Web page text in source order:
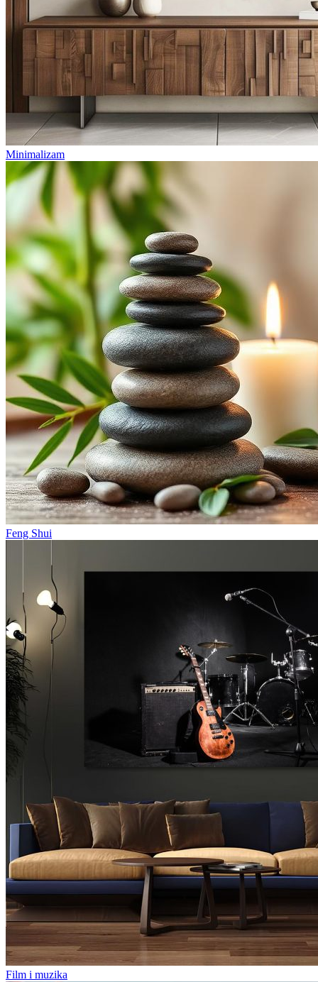
Minimalizam
Feng Shui
Film i muzika